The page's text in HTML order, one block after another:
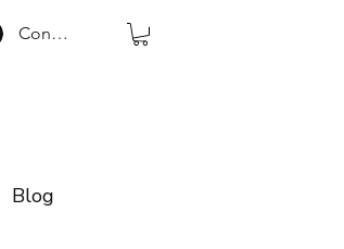
Connexion
Blog